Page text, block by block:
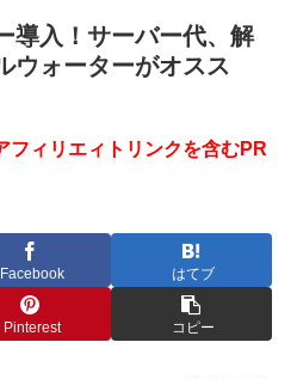
導入！サーバー代、解
ウォーターがオスス
ィリエィトリンクを含むPR
Facebook はてブ
Pinterest コピー